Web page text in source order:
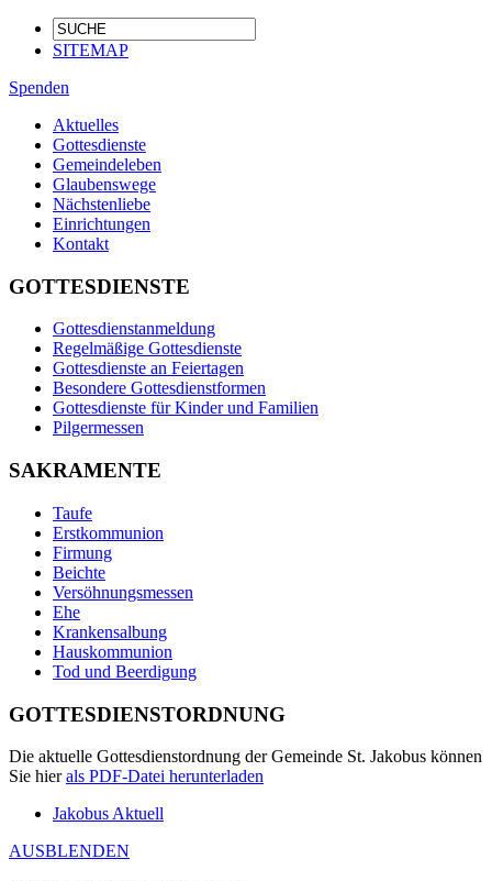
SITEMAP
Spenden
Aktuelles
Gottesdienste
Gemeindeleben
Glaubenswege
Nächstenliebe
Einrichtungen
Kontakt
GOTTESDIENSTE
Gottesdienstanmeldung
Regelmäßige Gottesdienste
Gottesdienste an Feiertagen
Besondere Gottesdienstformen
Gottesdienste für Kinder und Familien
Pilgermessen
SAKRAMENTE
Taufe
Erstkommunion
Firmung
Beichte
Versöhnungsmessen
Ehe
Krankensalbung
Hauskommunion
Tod und Beerdigung
GOTTESDIENSTORDNUNG
Die aktuelle Gottesdienstordnung der Gemeinde St. Jakobus können
Sie hierals PDF-Datei herunterladen
Jakobus Aktuell
AUSBLENDEN